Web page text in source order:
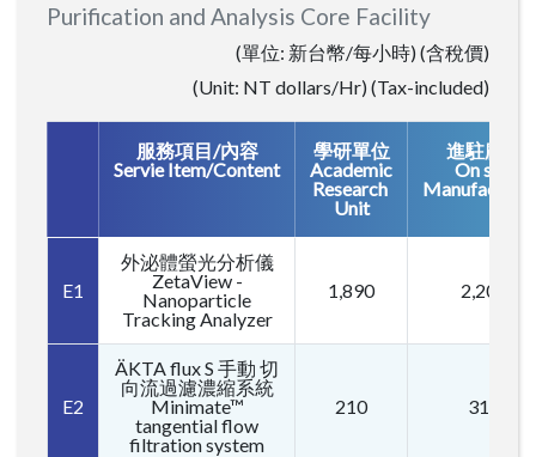
Purification and Analysis Core Facility
(單位: 新台幣/每小時) (含稅價)
(Unit: NT dollars/Hr) (Tax-included)
服務項目/內容
Servie Item/Content
學研單位
Academic
Research
Unit
進駐廠商
On site
E1
外泌體螢光分析儀
ZetaView -
Nanoparticle
Tracking Analyzer
1,890 2,205
E2
ÄKTA flux S 手動 切
向流過濾濃縮系統
Minimate™
tangential flow
filtration system
210 315